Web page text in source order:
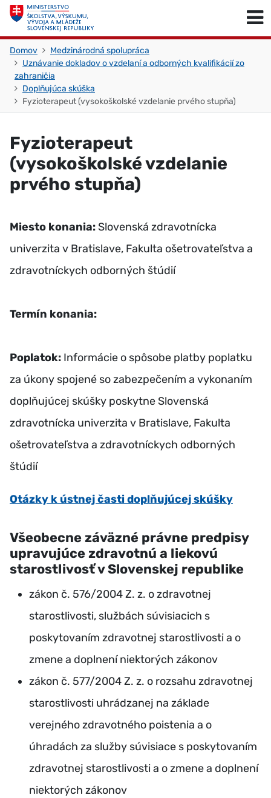
Skočiť na obsah
Domov
Medzinárodná spolupráca
Uznávanie dokladov o vzdelaní a odborných kvalifikácií zo
zahraničia
Doplňujúca skúška
Fyzioterapeut (vysokoškolské vzdelanie prvého stupňa)
Fyzioterapeut
(vysokoškolské vzdelanie
prvého stupňa)
Miesto konania: Slovenská zdravotnícka
univerzita v Bratislave, Fakulta ošetrovateľstva a
zdravotníckych odborných štúdií
Termín konania:
Poplatok: Informácie o spôsobe platby poplatku
za úkony spojené so zabezpečením a vykonaním
doplňujúcej skúšky poskytne Slovenská
zdravotnícka univerzita v Bratislave, Fakulta
ošetrovateľstva a zdravotníckych odborných
štúdií
Otázky k ústnej časti doplňujúcej skúšky
Všeobecne záväzné právne predpisy
upravujúce zdravotnú a liekovú
starostlivosť v Slovenskej republike
zákon č. 576/2004 Z. z. o zdravotnej
starostlivosti, službách súvisiacich s
poskytovaním zdravotnej starostlivosti a o
zmene a doplnení niektorých zákonov
zákon č. 577/2004 Z. z. o rozsahu zdravotnej
starostlivosti uhrádzanej na základe
verejného zdravotného poistenia a o
úhradách za služby súvisiace s poskytovaním
zdravotnej starostlivosti a o zmene a doplnení
niektorých zákonov
Skočiť na začiatok stránky